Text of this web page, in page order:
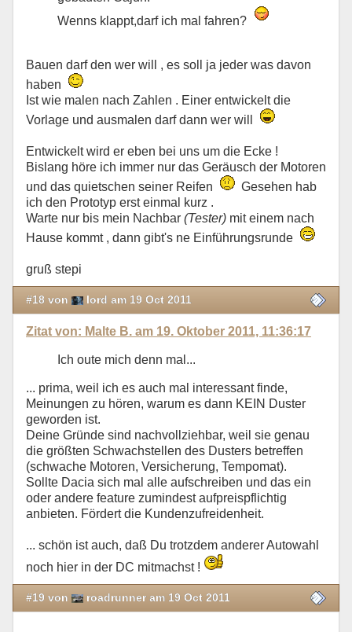
Wenns klappt,darf ich mal fahren?
Bauen darf den wer will , es soll ja jeder was davon
haben
Ist wie malen nach Zahlen . Einer entwickelt die
Vorlage und ausmalen darf dann wer will
Entwickelt wird er eben bei uns um die Ecke !
Bislang höre ich immer nur das Geräusch der Motoren
und das quietschen seiner Reifen
Gesehen hab
ich den Prototyp erst einmal kurz .
Warte nur bis mein Nachbar (Tester) mit einem nach
Hause kommt , dann gibt's ne Einführungsrunde
gruß stepi
#18 von lord am 19 Oct 2011
Zitat von: Malte B. am 19. Oktober 2011, 11:36:17
Ich oute mich denn mal...
... prima, weil ich es auch mal interessant finde,
Meinungen zu hören, warum es dann KEIN Duster
geworden ist.
Deine Gründe sind nachvollziehbar, weil sie genau
die größten Schwachstellen des Dusters betreffen
(schwache Motoren, Versicherung, Tempomat).
Sollte Dacia sich mal alle aufschreiben und das ein
oder andere feature zumindest aufpreispflichtig
anbieten. Fördert die Kundenzufreidenheit.
... schön ist auch, daß Du trotzdem anderer Autowahl
noch hier in der DC mitmachst !
#19 von roadrunner am 19 Oct 2011